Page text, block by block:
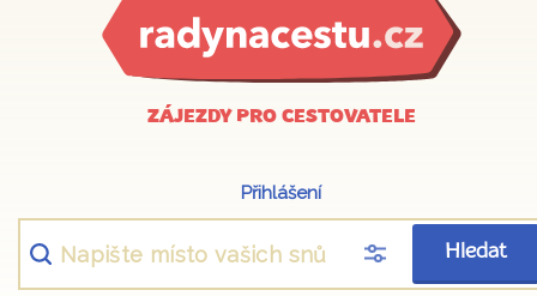
ZÁJEZDY PRO CESTOVATELE
Přihlášení
Hledat